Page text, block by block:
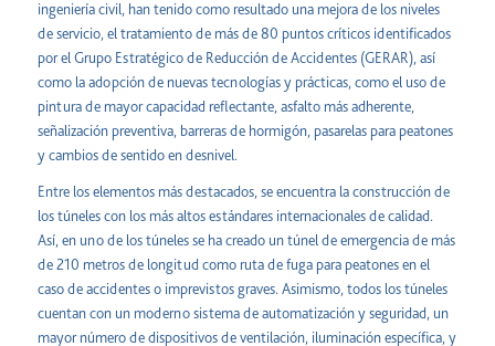
ingeniería civil, han tenido como resultado una mejora de los niveles
de servicio, el tratamiento de más de 80 puntos críticos identificados
por el Grupo Estratégico de Reducción de Accidentes (GERAR), así
como la adopción de nuevas tecnologías y prácticas, como el uso de
pintura de mayor capacidad reflectante, asfalto más adherente,
señalización preventiva, barreras de hormigón, pasarelas para peatones
y cambios de sentido en desnivel.
Entre los elementos más destacados, se encuentra la construcción de
los túneles con los más altos estándares internacionales de calidad.
Así, en uno de los túneles se ha creado un túnel de emergencia de más
de 210 metros de longitud como ruta de fuga para peatones en el
caso de accidentes o imprevistos graves. Asimismo, todos los túneles
cuentan con un moderno sistema de automatización y seguridad, un
mayor número de dispositivos de ventilación, iluminación específica, y